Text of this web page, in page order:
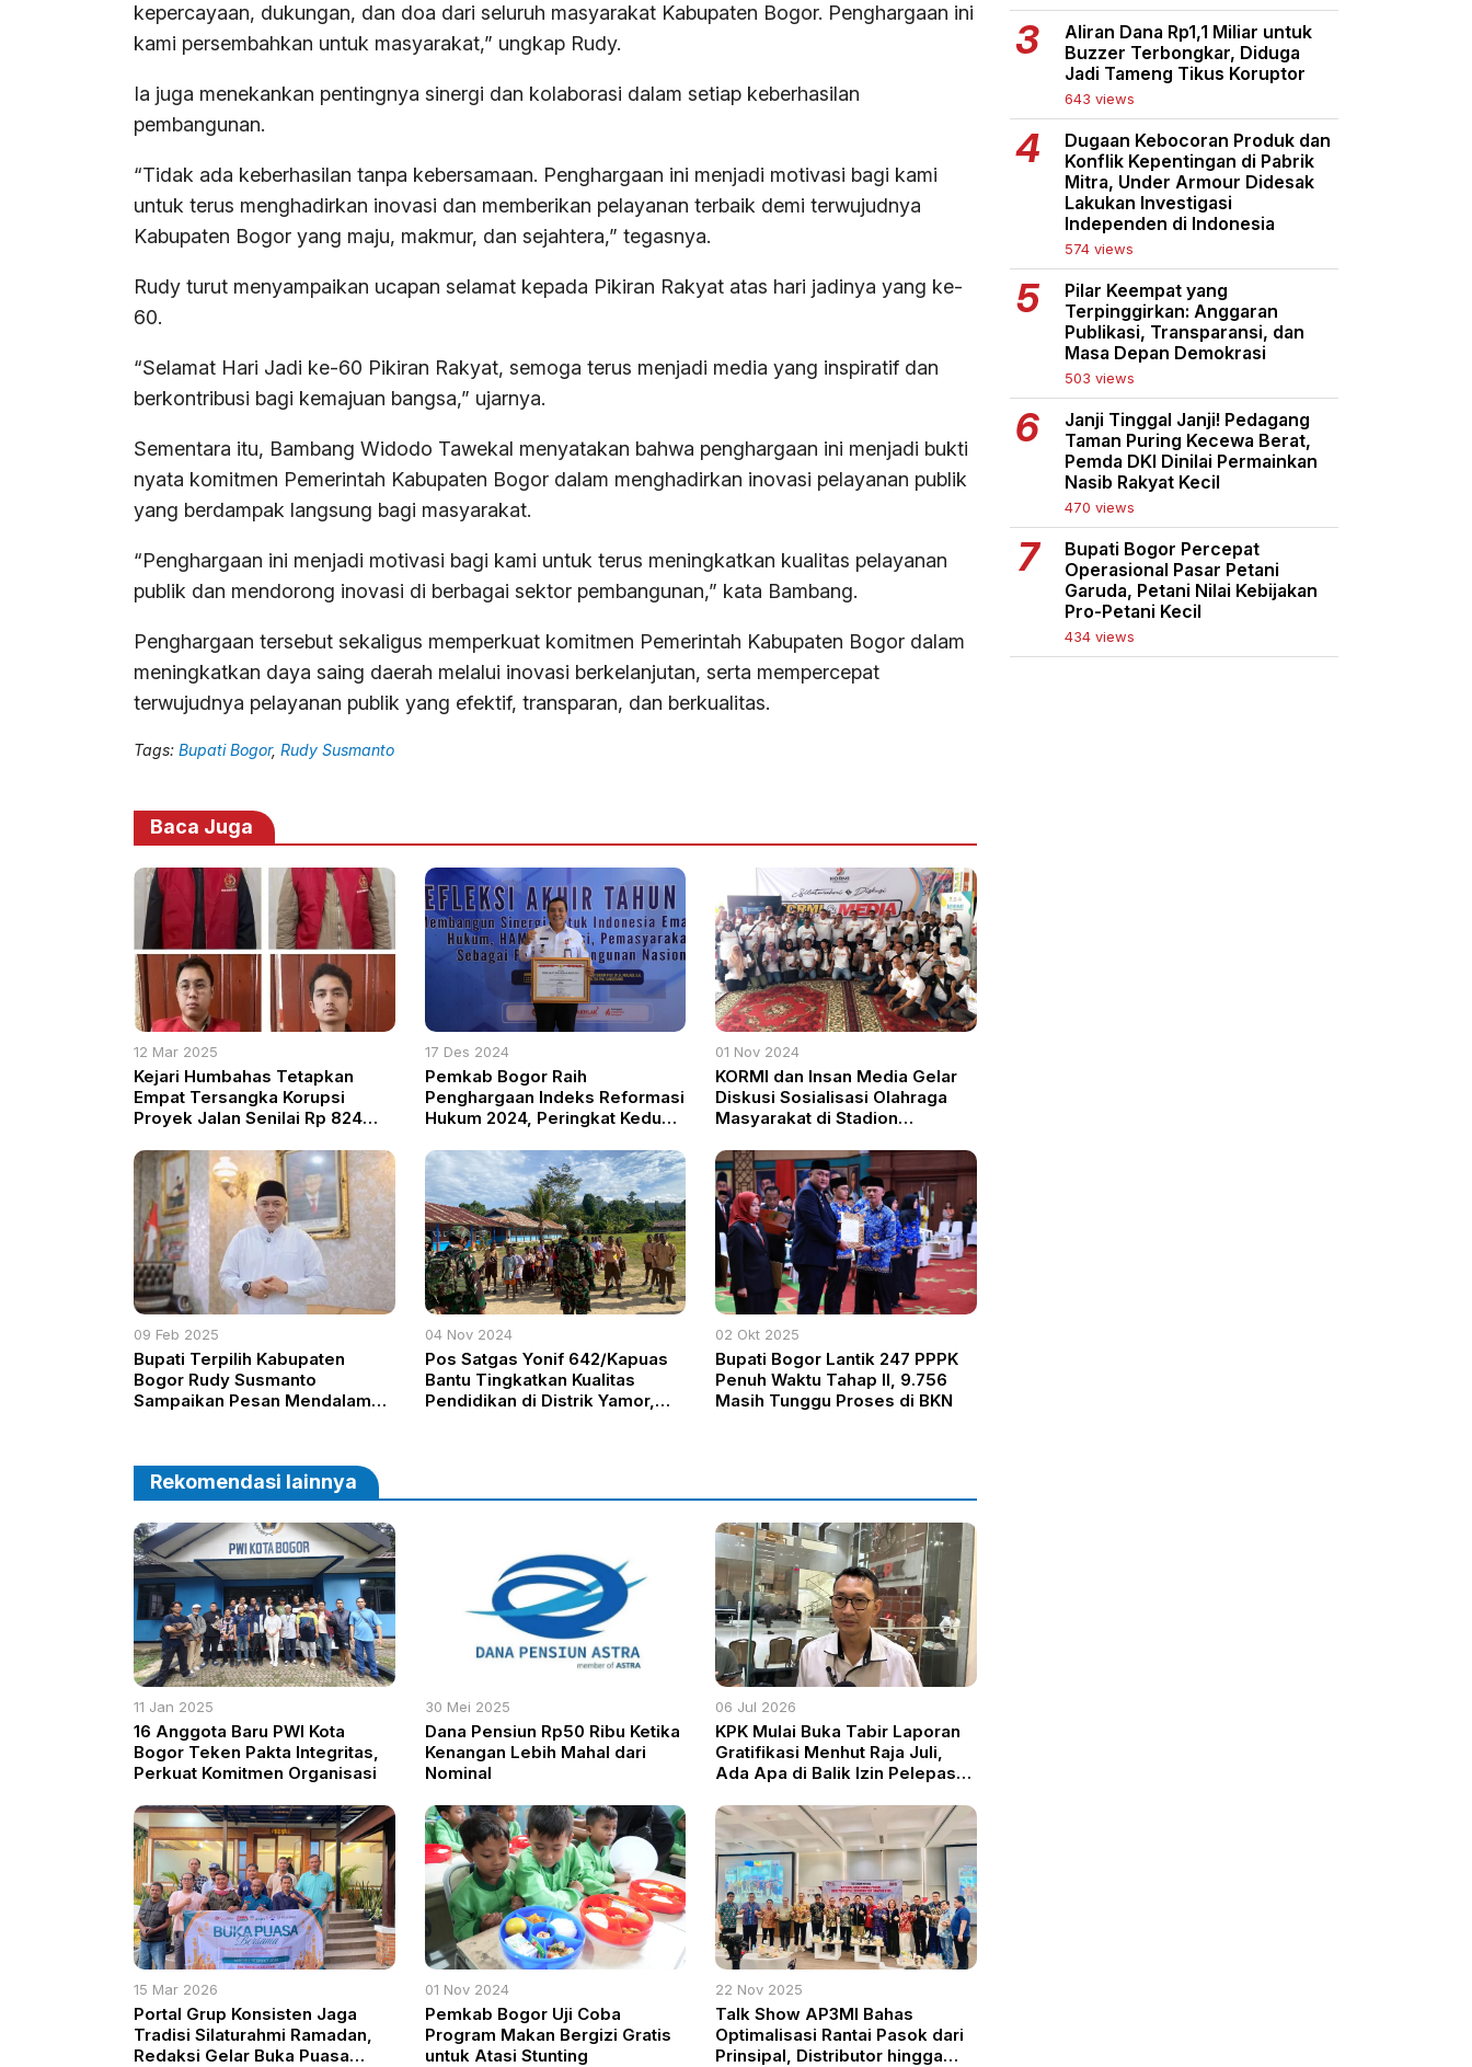
kepercayaan, dukungan, dan doa dari seluruh masyarakat Kabupaten Bogor. Penghargaan ini
kami persembahkan untuk masyarakat,” ungkap Rudy.
Ia juga menekankan pentingnya sinergi dan kolaborasi dalam setiap keberhasilan
pembangunan.
“Tidak ada keberhasilan tanpa kebersamaan. Penghargaan ini menjadi motivasi bagi kami
untuk terus menghadirkan inovasi dan memberikan pelayanan terbaik demi terwujudnya
Kabupaten Bogor yang maju, makmur, dan sejahtera,” tegasnya.
Rudy turut menyampaikan ucapan selamat kepada Pikiran Rakyat atas hari jadinya yang ke-
60.
“Selamat Hari Jadi ke-60 Pikiran Rakyat, semoga terus menjadi media yang inspiratif dan
berkontribusi bagi kemajuan bangsa,” ujarnya.
Sementara itu, Bambang Widodo Tawekal menyatakan bahwa penghargaan ini menjadi bukti
nyata komitmen Pemerintah Kabupaten Bogor dalam menghadirkan inovasi pelayanan publik
yang berdampak langsung bagi masyarakat.
“Penghargaan ini menjadi motivasi bagi kami untuk terus meningkatkan kualitas pelayanan
publik dan mendorong inovasi di berbagai sektor pembangunan,” kata Bambang.
Penghargaan tersebut sekaligus memperkuat komitmen Pemerintah Kabupaten Bogor dalam
meningkatkan daya saing daerah melalui inovasi berkelanjutan, serta mempercepat
terwujudnya pelayanan publik yang efektif, transparan, dan berkualitas.
Tags: Bupati Bogor, Rudy Susmanto
Baca Juga
12 Mar 2025
Kejari Humbahas Tetapkan
Empat Tersangka Korupsi
Proyek Jalan Senilai Rp 824
17 Des 2024
Pemkab Bogor Raih
Penghargaan Indeks Reformasi
Hukum 2024, Peringkat Kedua
01 Nov 2024
KORMI dan Insan Media Gelar
Diskusi Sosialisasi Olahraga
Masyarakat di Stadion
09 Feb 2025
Bupati Terpilih Kabupaten
Bogor Rudy Susmanto
Sampaikan Pesan Mendalam
04 Nov 2024
Pos Satgas Yonif 642/Kapuas
Bantu Tingkatkan Kualitas
Pendidikan di Distrik Yamor,
02 Okt 2025
Bupati Bogor Lantik 247 PPPK
Penuh Waktu Tahap II, 9.756
Masih Tunggu Proses di BKN
Rekomendasi lainnya
11 Jan 2025
16 Anggota Baru PWI Kota
Bogor Teken Pakta Integritas,
Perkuat Komitmen Organisasi
30 Mei 2025
Dana Pensiun Rp50 Ribu Ketika
Kenangan Lebih Mahal dari
Nominal
06 Jul 2026
KPK Mulai Buka Tabir Laporan
Gratifikasi Menhut Raja Juli,
Ada Apa di Balik Izin Pelepasan
15 Mar 2026
Portal Grup Konsisten Jaga
Tradisi Silaturahmi Ramadan,
Redaksi Gelar Buka Puasa
01 Nov 2024
Pemkab Bogor Uji Coba
Program Makan Bergizi Gratis
untuk Atasi Stunting
22 Nov 2025
Talk Show AP3MI Bahas
Optimalisasi Rantai Pasok dari
Prinsipal, Distributor hingga
Aliran Dana Rp1,1 Miliar untuk
Buzzer Terbongkar, Diduga
Jadi Tameng Tikus Koruptor
643 views
Dugaan Kebocoran Produk dan
Konflik Kepentingan di Pabrik
Mitra, Under Armour Didesak
Lakukan Investigasi
Independen di Indonesia
574 views
Pilar Keempat yang
Terpinggirkan: Anggaran
Publikasi, Transparansi, dan
Masa Depan Demokrasi
503 views
Janji Tinggal Janji! Pedagang
Taman Puring Kecewa Berat,
Pemda DKI Dinilai Permainkan
Nasib Rakyat Kecil
470 views
Bupati Bogor Percepat
Operasional Pasar Petani
Garuda, Petani Nilai Kebijakan
Pro-Petani Kecil
434 views